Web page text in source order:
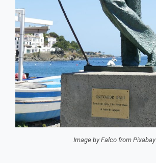
Image by Falco from Pixabay